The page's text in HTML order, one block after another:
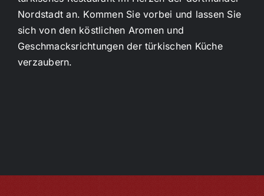
Nordstadt an. Kommen Sie vorbei und lassen Sie
sich von den köstlichen Aromen und
Geschmacksrichtungen der türkischen Küche
verzaubern.